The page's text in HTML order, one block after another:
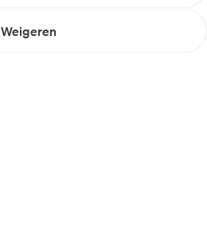
Weigeren